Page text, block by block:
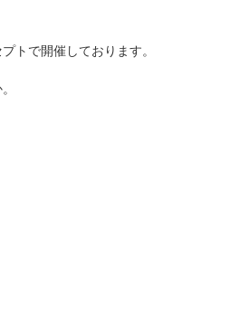
トで開催しております。